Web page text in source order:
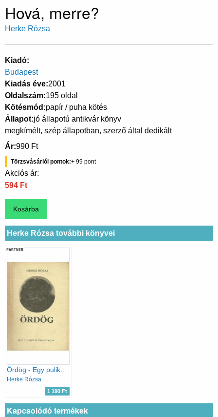
Hová, merre?
Herke Rózsa
Kiadó
Budapest
Kiadás éve 2001
Oldalszám 195 oldal
Kötésmód papír / puha kötés
Állapot jó állapotú antikvár könyv
megkímélt, szép állapotban, szerző által dedikált
Ár 990 Ft
Törzsvásárlói pontok 99
Akciós ár:
594 Ft
Herke Rózsa további könyvei
PARTNER
Herke Rózsa
1 190 Ft
Kapcsolódó termékek